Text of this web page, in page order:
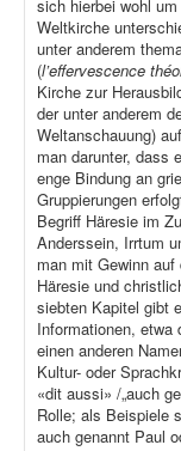
sich hierbei wohl
Weltkirche
unter anderem
(l’effervescence
Kirche zur
der unter anderem
Weltanschauung)
man darunter, dass
enge Bindung an
Gruppierungen
Begriff Häresie im
Anderssein, Irrtum
man mit Gewinn
Häresie und
siebten Kapitel gibt
Informationen, etwa
einen anderen
Kultur- oder
«dit aussi» /„auch
Rolle; als Beispiele
auch genannt Paul